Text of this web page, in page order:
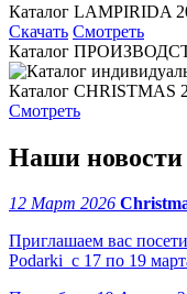
Каталог LAMPIRIDA
Скачать Смотреть
Каталог
Каталог CHRISTMAS
Смотреть
Наши новости
12 Март 2026
Приглашаем вас
Podarki с 17 по 19